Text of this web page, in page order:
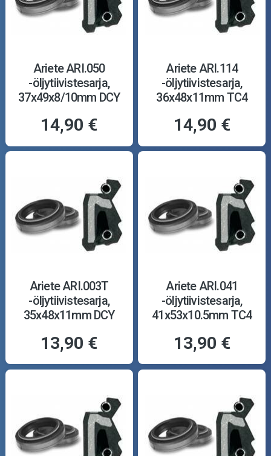
Ariete ARI.050
-öljytiivistesarja,
37x49x8/10mm DCY
14,90 €
Ariete ARI.114
-öljytiivistesarja,
36x48x11mm TC4
14,90 €
Ariete ARI.003T
-öljytiivistesarja,
35x48x11mm DCY
13,90 €
Ariete ARI.041
-öljytiivistesarja,
41x53x10.5mm TC4
13,90 €